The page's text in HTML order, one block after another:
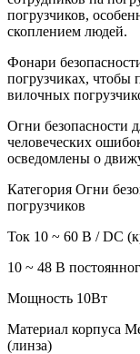
погрузчиков,
скоплением людей.
Фонари
погрузчиках,
вилочных
Огни безопасности
человеческих
осведомлены о
Категория Огни
погрузчиков
Ток 10 ~ 60 В / DC
10 ~ 48 В
Мощность 10Вт
Материал корпуса
(линза)